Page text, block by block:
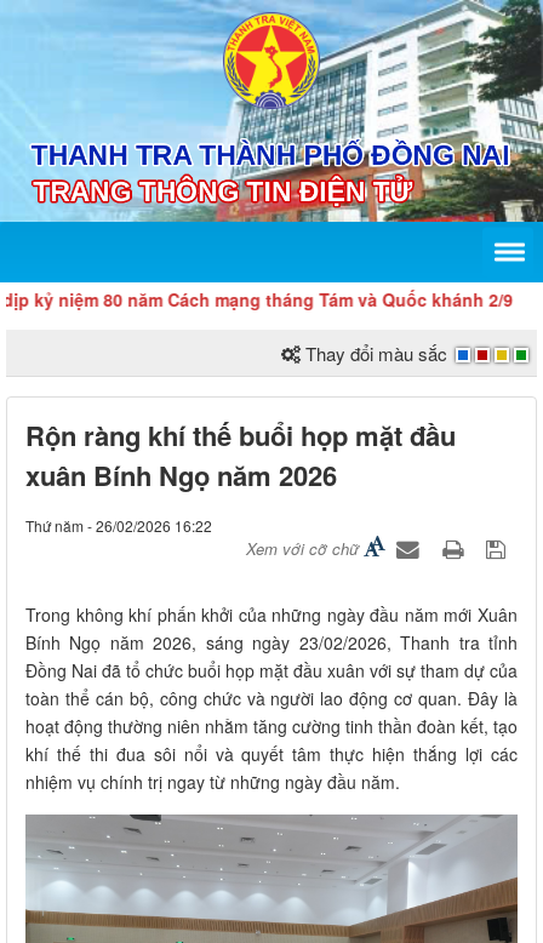
80 năm Cách mạng tháng Tám và Quốc khánh 2/9
Thay đổi màu sắc
Rộn ràng khí thế buổi họp mặt đầu
xuân Bính Ngọ năm 2026
Thứ năm - 26/02/2026 16:22
Xem với cỡ chữ
Trong không khí phấn khởi của những ngày đầu năm mới Xuân
Bính Ngọ năm 2026, sáng ngày 23/02/2026, Thanh tra tỉnh
Đồng Nai đã tổ chức buổi họp mặt đầu xuân với sự tham dự của
toàn thể cán bộ, công chức và người lao động cơ quan. Đây là
hoạt động thường niên nhằm tăng cường tinh thần đoàn kết, tạo
khí thế thi đua sôi nổi và quyết tâm thực hiện thắng lợi các
nhiệm vụ chính trị ngay từ những ngày đầu năm.